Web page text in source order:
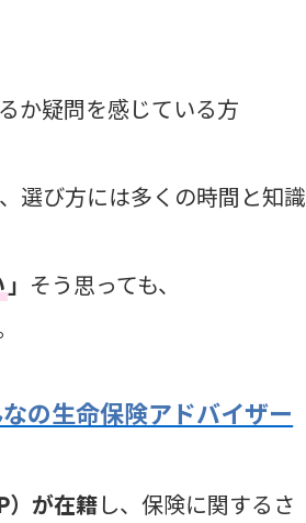
か疑問を感じている方
選び方には多くの時間と知識
」 そう思っても、
の生命保険アドバイザー
）が在籍し、保険に関するさ